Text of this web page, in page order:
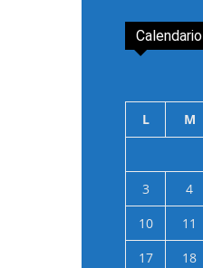
Calendario
L M
3
4
10
11
17
18